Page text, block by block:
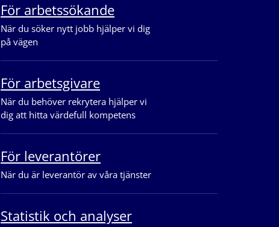
För arbetssökande
När du söker nytt jobb hjälper vi dig
på vägen
För arbetsgivare
När du behöver rekrytera hjälper vi
dig att hitta värdefull kompetens
För leverantörer
När du är leverantör av våra tjänster
Statistik och analyser